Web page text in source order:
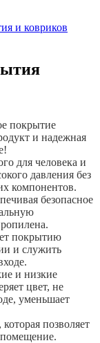
и ковриков
покрытие
и надежная
для человека и
давления без
компонентов.
безопасное
покрытию
и служить
и низкие
цвет, не
уменьшает
позволяет